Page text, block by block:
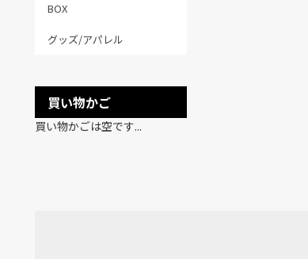
BOX
グッズ/アパレル
買い物かご
買い物かごは空です...